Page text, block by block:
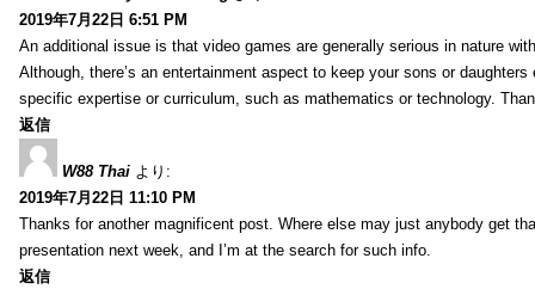
2019年7月22日 6:51 PM
An additional issue is that video games are generally serious in nature
Although, there’s an entertainment aspect to keep your sons or
specific expertise or curriculum, such as mathematics or technology.
返信
W88 Thai より:
2019年7月22日 11:10 PM
Thanks for another magnificent post. Where else may just anybody get
presentation next week, and I’m at the search for such info.
返信